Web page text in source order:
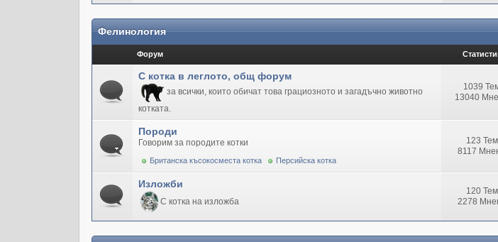
Фелинология
Форум
С котка в леглото, общ форум
за всички, които обичат това грациозното и загадъчно животно
котката.
1039
13040
Породи
Говорим за породите котки
Британска късокосместа котка Персийска котка
123
8117
Изложби
С котка на изложба
120
2278